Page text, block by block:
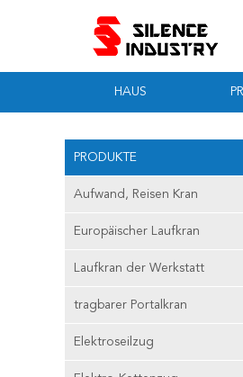
HAUS
PRODUKTE
Aufwand, Reisen Kran
Europäischer Laufkran
Laufkran der Werkstatt
tragbarer Portalkran
Elektroseilzug